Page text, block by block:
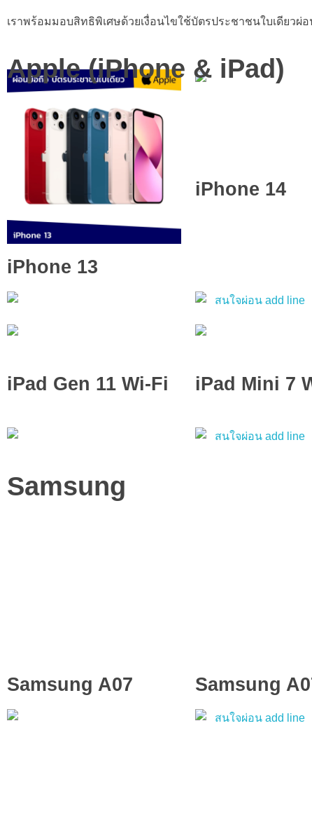
เราพร้อมมอบสิทธิพิเศษด้วยเงื่อนไขใช้บัตรประชาชนใบเดียว
Apple (iPhone & iPad)
iPhone 13
iPhone 14
iPad Gen 11 Wi-Fi iPad Mini 7
Samsung
Samsung A07 Samsung